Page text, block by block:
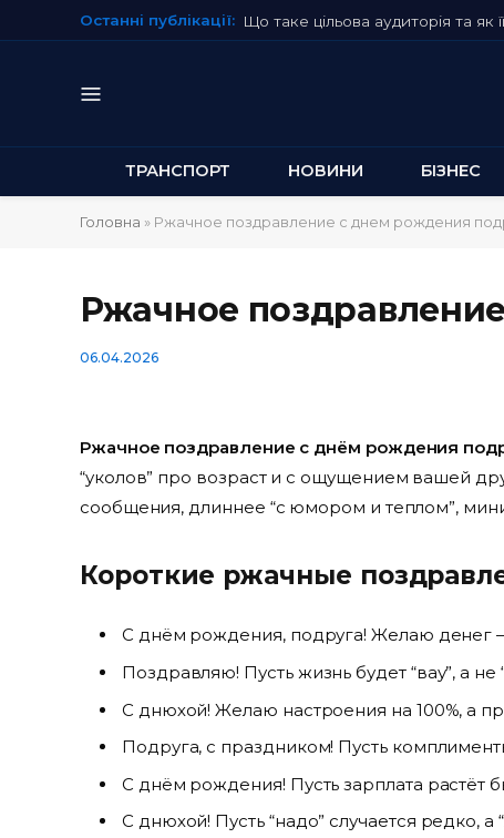
Останні публікації: Що таке цільова аудиторія та як
ТРАНСПОРТ НОВИНИ БІЗНЕС
Головна » Ржачное поздравление с днем рождения
Ржачное
06.04.2026
Ржачное поздравление с днём рождения
“уколов” про возраст и с ощущением вашей
сообщения, длиннее “с юмором и теплом”,
Короткие ржачные
С днём рождения, подруга! Желаю денег —
Поздравляю! Пусть жизнь будет “вау”, а
С днюхой! Желаю настроения на 100%, а
Подруга, с праздником! Пусть
С днём рождения! Пусть зарплата
С днюхой! Пусть “надо” случается редко, а